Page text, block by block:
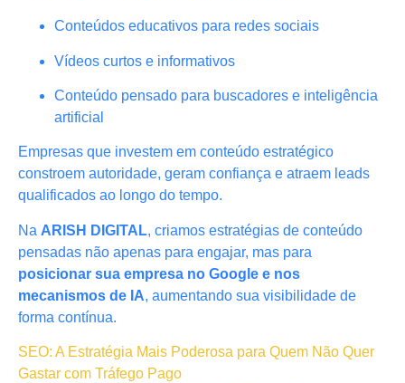
Conteúdos educativos para redes sociais
Vídeos curtos e informativos
Conteúdo pensado para buscadores e inteligência
artificial
Empresas que investem em conteúdo estratégico
constroem autoridade, geram confiança e atraem leads
qualificados ao longo do tempo.
Na ARISH DIGITAL, criamos estratégias de conteúdo
pensadas não apenas para engajar, mas para
posicionar sua empresa no Google e nos
mecanismos de IA, aumentando sua visibilidade de
forma contínua.
SEO: A Estratégia Mais Poderosa para Quem Não Quer
Gastar com Tráfego Pago